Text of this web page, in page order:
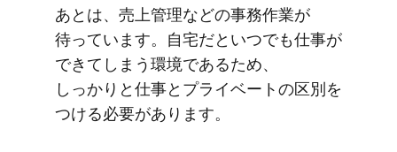
あとは、​​売上管理などの​​事務作業が​
待っています。​​自宅だと​​いつでも​​仕事が​​
できてしまう​​環境である​​ため、​​
しっかりと​​仕事と​​プライベートの​​区別を​​
つける​​必要が​​あります。